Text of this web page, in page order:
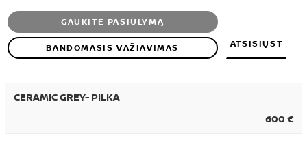
GAUKITE PASIŪLYMĄ
BANDOMASIS VAŽIAVIMAS ATSISIŲST
CERAMIC GREY- PILKA
600 €